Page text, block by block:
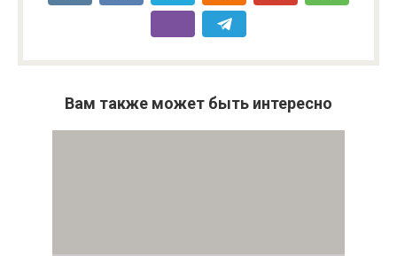
Вам также может быть интересно